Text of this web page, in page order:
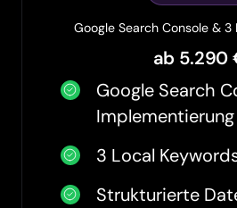
Google Search Console & 3
ab 5.290
Google Search
Implementierung
3 Local
Strukturierte